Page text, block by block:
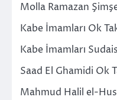
Molla Ramazan
Kabe İmamları Ok
Kabe İmamları
Saad El Ghamidi Ok
Mahmud Halil el-